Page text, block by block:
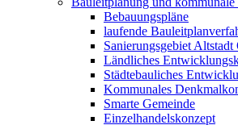
Bebauungspläne
laufende
Sanierungsgebiet Altstadt
Ländliches
Städtebauliches
Kommunales
Smarte Gemeinde
Einzelhandelskonzept